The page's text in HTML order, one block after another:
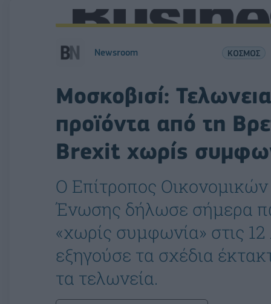
Newsroom ΚΟΣΜΟΣ
Μοσκοβισί:
προϊόντα από τη
Brexit χωρίς
Ο Επίτροπος
Ένωσης δήλωσε σήμερα
«χωρίς συμφωνία» στις
εξηγούσε τα σχέδια
τα τελωνεία.